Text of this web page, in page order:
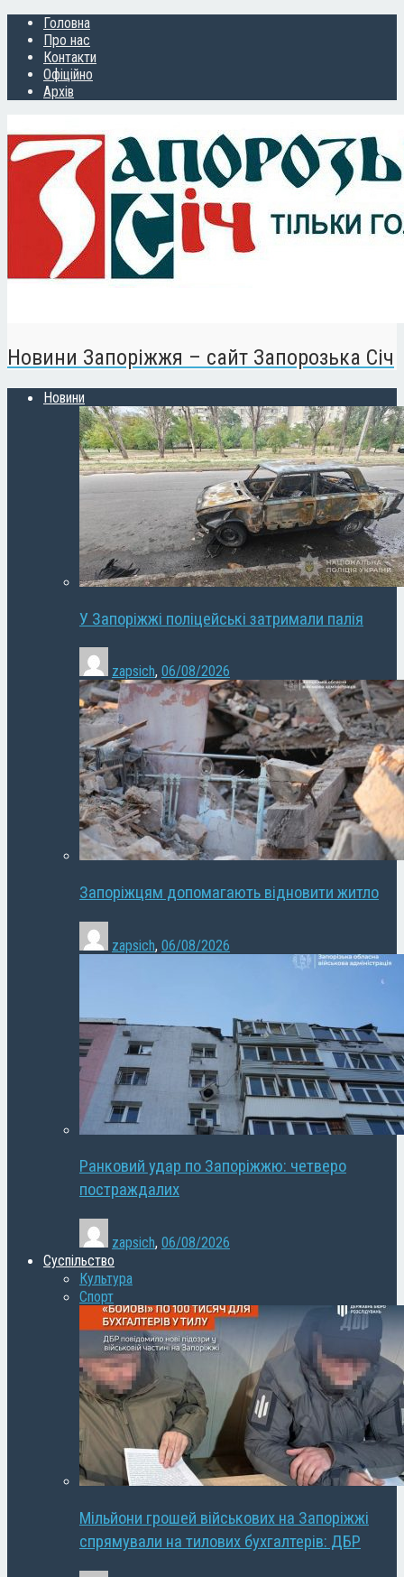
Головна
Про нас
Контакти
Офіційно
Архів
Новини Запоріжжя – сайт Запорозька Січ
Новини
У Запоріжжі поліцейські затримали палія
zapsich, 06/08/2026
Запоріжцям допомагають відновити житло
zapsich, 06/08/2026
Ранковий удар по Запоріжжю: четверо
постраждалих
zapsich, 06/08/2026
Суспільство
Культура
Спорт
Мільйони грошей військових на Запоріжжі
спрямували на тилових бухгалтерів: ДБР